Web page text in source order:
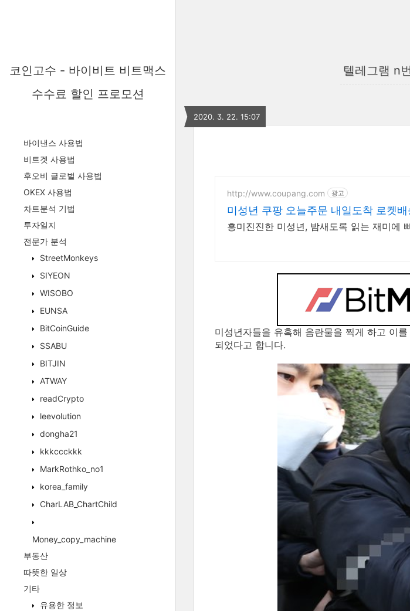
코인고수 - 바이비트 비트맥스
수수료 할인 프로모션
바이낸스 사용법
비트겟 사용법
후오비 글로벌 사용법
OKEX 사용법
차트분석 기법
투자일지
전문가 분석
StreetMonkeys
SIYEON
WISOBO
EUNSA
BitCoinGuide
SSABU
BITJIN
ATWAY
readCrypto
leevolution
dongha21
kkkccckkk
MarkRothko_no1
korea_family
CharLAB_ChartChild
Money_copy_machine
부동산
따뜻한 일상
기타
유용한 정보
텔레그램 n
2020. 3. 22. 15:07
http://www.coupang.com 광고
미성년 쿠팡 오늘주문 내일도착 로켓배
흥미진진한 미성년, 밤새도록 읽는 재미에
미성년자들을 유혹해 음란물을 찍게 하고 이
되었다고 합니다.